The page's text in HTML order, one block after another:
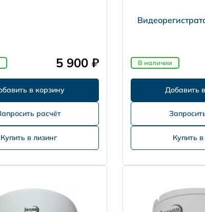
5 900 ₽
расчёт
Купить в лизинг
В наличии
Купить